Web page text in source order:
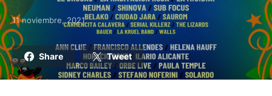
Posted on
11 noviembre, 2021
Share Tweet